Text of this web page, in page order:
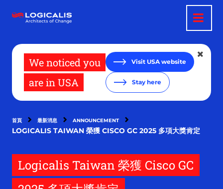
We noticed you
are in USA
Visit USA website
Stay here
首頁 最新消息 ANNOUNCEMENT
LOGICALIS TAIWAN 榮獲 CISCO GC 2025 多項大獎肯定
Logicalis Taiwan 榮獲 Cisco GC